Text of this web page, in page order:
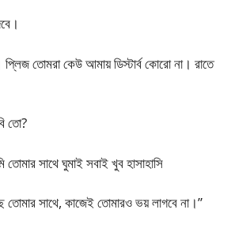
তোমরা কেউ আমায় ডিস্টার্ব কোরো না। রাতে
তো?
সাথে ঘুমাই সবাই খুব হাসাহাসি
সাথে, কাজেই তোমারও ভয় লাগবে না।”